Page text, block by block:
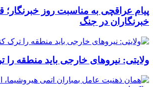
پیام عراقچی به مناسبت روز خبرنگار؛
خبرنگاران در جنگ
ولایتی: نیروهای خارجی باید منطقه را